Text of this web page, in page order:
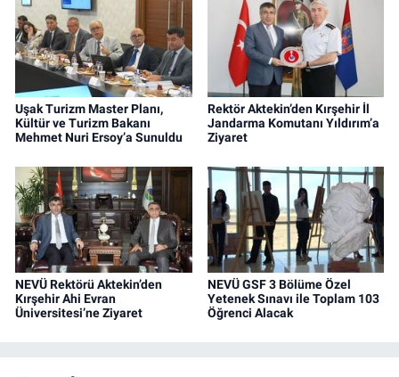
Uşak Turizm Master Planı,
Kültür ve Turizm Bakanı
Mehmet Nuri Ersoy’a Sunuldu
Rektör Aktekin’den Kırşehir İl
Jandarma Komutanı Yıldırım’a
Ziyaret
NEVÜ Rektörü Aktekin’den
Kırşehir Ahi Evran
Üniversitesi’ne Ziyaret
NEVÜ GSF 3 Bölüme Özel
Yetenek Sınavı ile Toplam 103
Öğrenci Alacak